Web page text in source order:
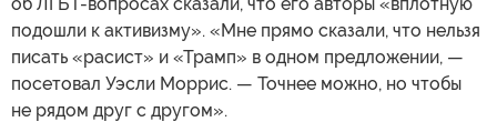
подошли к активизму». «Мне прямо сказали, что нельзя
писать «расист» и «Трамп» в одном предложении, —
посетовал Уэсли Моррис. — Точнее можно, но чтобы
не рядом друг с другом».